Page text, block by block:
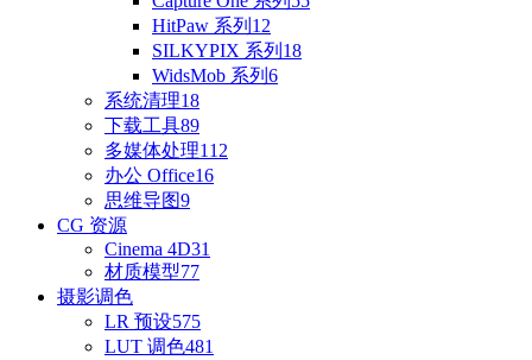
HitPaw 系列 12
SILKYPIX 系列 18
WidsMob 系列 6
系统清理18
下载工具89
多媒体处理112
办公 Office16
思维导图9
CG 资源
Cinema 4D31
材质模型77
摄影调色
LR 预设575
LUT 调色481